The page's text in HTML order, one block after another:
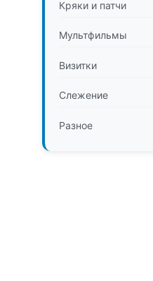
Кряки и патчи
Мультфильмы
Визитки
Слежение
Разное